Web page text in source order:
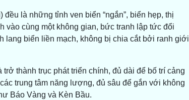
là những tỉnh ven biển “ngắn”, biển hẹp, thị
cùng một không gian, bức tranh lập tức đổi
lang biển liền mạch, không bị chia cắt bởi ranh giới
thành trục phát triển chính, đủ dài để bố trí cảng
trung tâm năng lượng, đủ sâu để gắn với không
Báo Vàng và Kèn Bầu.